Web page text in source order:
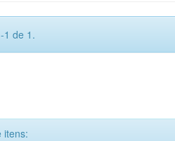
1 de 1.
itens: